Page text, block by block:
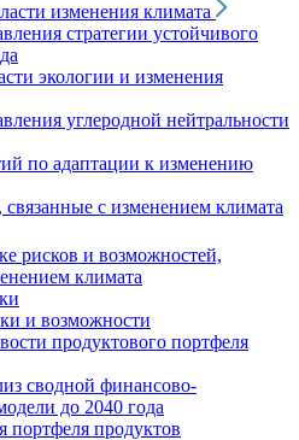
изменения климата
стратегии устойчивого
экологии и изменения
углеродной нейтральности
по адаптации к изменению
с изменением климата
рисков и возможностей,
климата
и возможности
продуктового портфеля
сводной финансово-
до 2040 года
портфеля продуктов